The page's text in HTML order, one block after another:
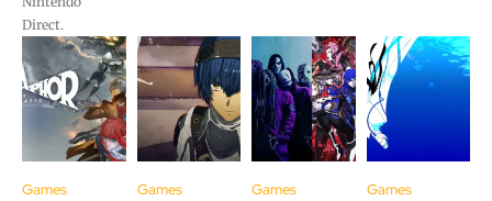
Direct.
Games Games Games Games